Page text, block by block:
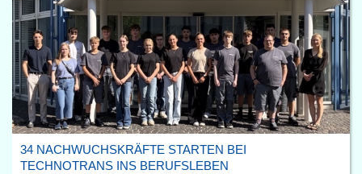
34 NACHWUCHSKRÄFTE STARTEN BEI
TECHNOTRANS INS BERUFSLEBEN